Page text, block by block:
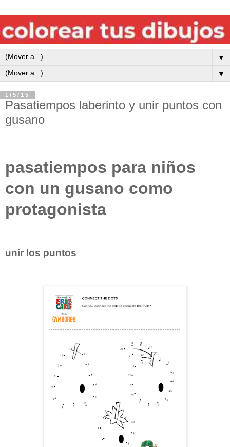
▼
▼
1/5/15
Pasatiempos laberinto y unir puntos con
gusano
pasatiempos para niños
con un gusano como
protagonista
unir los puntos